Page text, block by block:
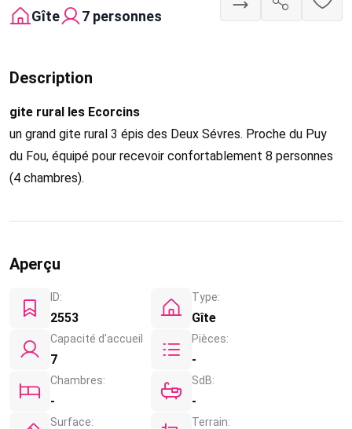
Gîte 7 personnes
Description
gite rural les Ecorcins
un grand gite rural 3 épis des Deux Sévres. Proche du Puy
du Fou, équipé pour recevoir confortablement 8 personnes
(4 chambres).
Aperçu
ID:
2553
Type:
Gîte
Capacité d'accueil
7
Pièces:
-
Chambres:
-
SdB:
-
Surface: Terrain: